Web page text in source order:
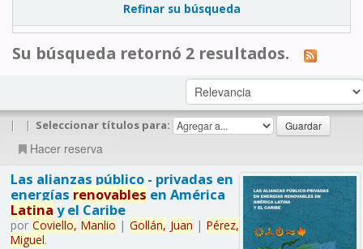
Refinar su búsqueda
Su búsqueda retornó 2 resultados.
| | Seleccionar títulos para:
Hacer reserva
Las alianzas público - privadas en
energías renovables en América
Latina y el Caribe
por Coviello, Manlio | Gollán, Juan | Pérez,
Miguel.